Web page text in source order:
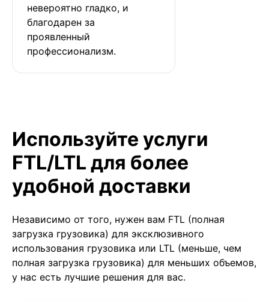
невероятно гладко, и
благодарен за
проявленный
профессионализм.
Используйте услуги
FTL/LTL для более
удобной доставки
Независимо от того, нужен вам FTL (полная
загрузка грузовика) для эксклюзивного
использования грузовика или LTL (меньше, чем
полная загрузка грузовика) для меньших объемов,
у нас есть лучшие решения для вас.